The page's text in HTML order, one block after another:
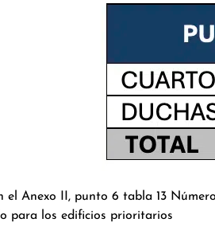
el Anexo II, punto 6 tabla 13
para los edificios prioritarios